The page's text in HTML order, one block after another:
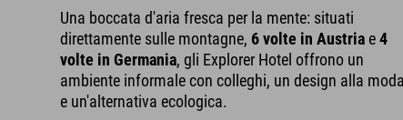
Una boccata d'aria fresca per la mente: situati
direttamente sulle montagne, 6 volte in Austria e4
volte in Germania, gli Explorer Hotel offrono un
ambiente informale con colleghi, un design alla moda
e un'alternativa ecologica.